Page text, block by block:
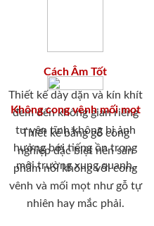
Cách Âm Tốt
Thiết kế dày dặn và kín khít
đem đến không gian riêng
tư yên tĩnh không bị ảnh
hưởng bới tiếng ồn trong
môi trường xung quanh.
Không cong vênh mối mọt
Thiết kế bằng gỗ công
nghiệp đặc biệt nên sản
phẩm nói không với cong
vênh và mối mọt như gỗ tự
nhiên hay mắc phải.